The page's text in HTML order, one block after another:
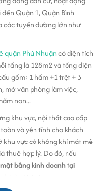
Quận 1, Quận Bình
các tuyến đường lớn như
quận Phú Nhuậncó diện tích
tầng là 128m2 và tổng diện
gồm: 1 hầm +1 trệt + 3
mở văn phòng làm việc,
non...
khu vực, nội thất cao cấp
và yên tĩnh cho khách
khu vực có không khí mát mẻ
thuê hợp lý. Do đó, nếu
bằng kinh doanh tại